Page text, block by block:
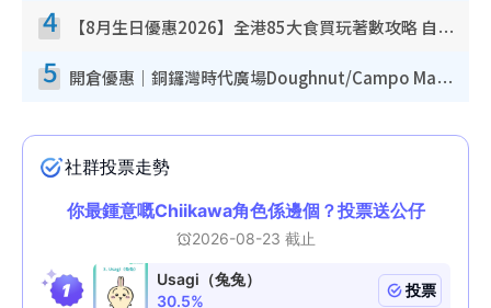
4 【8月生日優惠2026】全港85大食買玩著數攻略 自助餐/火鍋放題同行免費＋誠品/DONKI送現金券
5 開倉優惠｜銅鑼灣時代廣場Doughnut/Campo Marzio開倉低至1折！背囊、書包、手袋劈價$200起